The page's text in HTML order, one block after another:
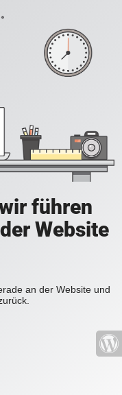
führen
Website
an der Website und